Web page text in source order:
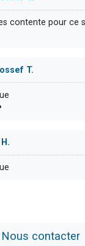
contente pour ce
T.
Nous contacter